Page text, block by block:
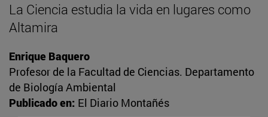
La Ciencia estudia la vida en lugares como
Altamira
Enrique Baquero
Profesor de la Facultad de Ciencias. Departamento
de Biología Ambiental
Publicado en: El Diario Montañés